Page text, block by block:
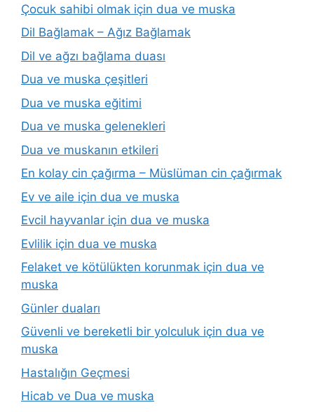
Çocuk sahibi olmak için dua ve muska
Dil Bağlamak – Ağız Bağlamak
Dil ve ağzı bağlama duası
Dua ve muska çeşitleri
Dua ve muska eğitimi
Dua ve muska gelenekleri
Dua ve muskanın etkileri
En kolay cin çağırma – Müslüman cin çağırmak
Ev ve aile için dua ve muska
Evcil hayvanlar için dua ve muska
Evlilik için dua ve muska
Felaket ve kötülükten korunmak için dua ve
muska
Günler duaları
Güvenli ve bereketli bir yolculuk için dua ve
muska
Hastalığın Geçmesi
Hicab ve Dua ve muska